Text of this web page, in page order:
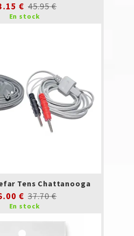
€ 45.95 €
En stock
Tens Chattanooga
€ 37.70 €
En stock